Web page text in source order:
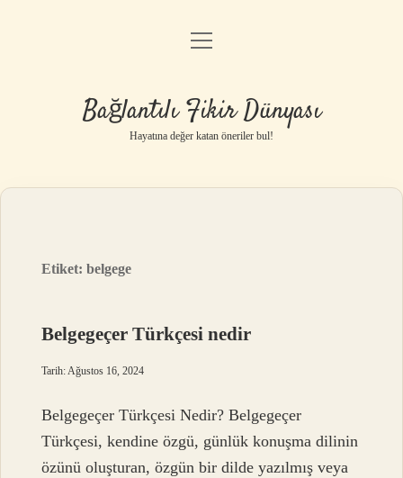
Anasayfa
Yasal Uyarı
menüyü
Bağlantılı Fikir Dünyası
Hayatına değer katan öneriler bul!
Etiket:belgege
Belgegeçer Türkçesi nedir
Tarih: Ağustos 16, 2024
Belgegeçer Türkçesi Nedir? Belgegeçer
Türkçesi, kendine özgü, günlük konuşma dilinin
özünü oluşturan, özgün bir dilde yazılmış veya